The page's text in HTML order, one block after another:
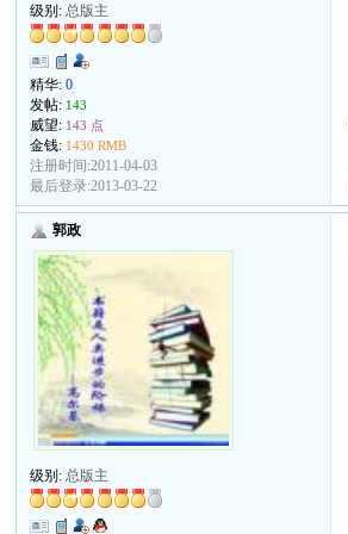
级别: 总版主
精华:0
发帖: 143
威望: 143 点
金钱: 1430 RMB
注册时间:2011-04-03
最后登录:2013-03-22
郭政
级别: 总版主